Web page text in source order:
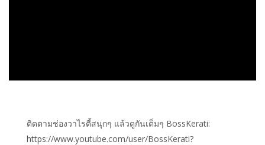
ติดตามช่องวาไรตี้สนุกๆ แล้วดูกันเต็มๆ BossKerati:
https://www.youtube.com/user/BossKerati?